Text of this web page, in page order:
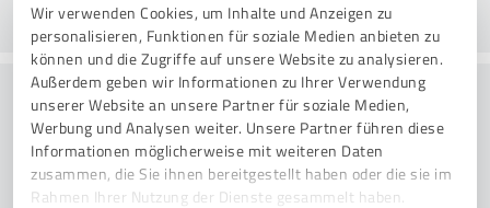
Wir verwenden Cookies, um Inhalte und Anzeigen zu
personalisieren, Funktionen für soziale Medien anbieten zu
können und die Zugriffe auf unsere Website zu analysieren.
Außerdem geben wir Informationen zu Ihrer Verwendung
unserer Website an unsere Partner für soziale Medien,
Werbung und Analysen weiter. Unsere Partner führen diese
Informationen möglicherweise mit weiteren Daten
zusammen, die Sie ihnen bereitgestellt haben oder die sie im
Rahmen Ihrer Nutzung der Dienste gesammelt haben.
Konsultatsioon